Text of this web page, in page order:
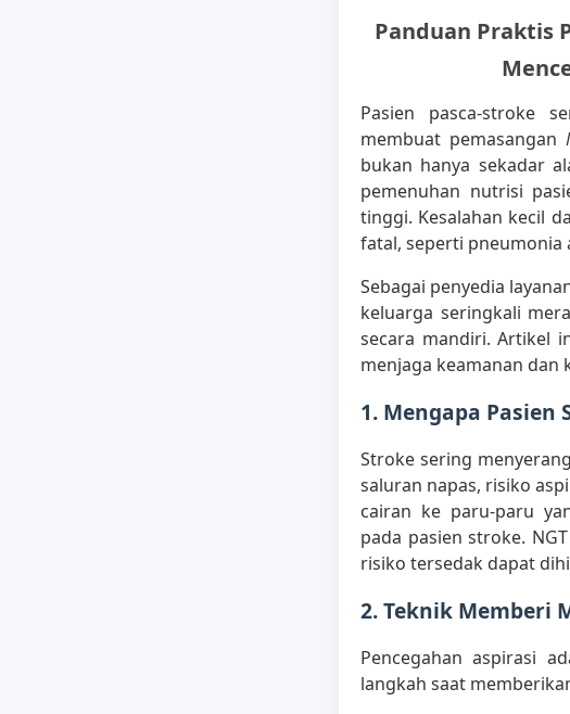
Panduan Praktis
Pasien pasca-stroke
membuat pemasangan
bukan hanya sekadar
pemenuhan nutrisi
tinggi. Kesalahan kecil
fatal, seperti pneumonia
Sebagai penyedia
keluarga seringkali
secara mandiri. Artikel
menjaga keamanan dan
1. Mengapa Pasien
Stroke sering
saluran napas, risiko
cairan ke paru-paru
pada pasien stroke.
risiko tersedak dapat
2. Teknik Memberi
Pencegahan aspirasi
langkah saat